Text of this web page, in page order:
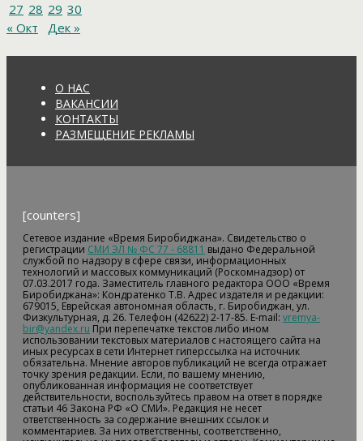
27 28 29 30
« Окт
Дек »
О НАС
ВАКАНСИИ
КОНТАКТЫ
РАЗМЕЩЕНИЕ РЕКЛАМЫ
[counters]
Сетевое издание «Время Биробиджана». Свидетельство о
регистрации СМИ ЭЛ № ФС 77 - 68811 выдано Федеральной
службой по надзору в сфере связи, информационных
технологий и массовых коммуникаций (Роскомнадзор) от
07.03.2017 года. Заместитель главного редактора ООО «Время
Биробиджана»: Кондратенко Т.В. Адрес издателя и редакции:
679015, Еврейская автономная область, г. Биробиджан, ул.
Физкультурная, д. 26. Телефон (42622) 2-17-85. E-mail: vremya-
bir@yandex.ru При перепечатке текстов либо ином
использовании текстовых материалов с настоящего сайта на
иных ресурсах в сети Интернет гиперссылка на источник
обязательна. Мнение авторов публикаций не всегда отражает
точку зрения редакции. Если, по вашему мнению,
опубликованная информация не соответствует
действительности, воспользуйтесь правом на ответ в порядке
статьи 46 Закона РФ «О СМИ». Редакция не несет
ответственность за содержание внешних ссылок и
комментариев. За них ответственны, соответственно,